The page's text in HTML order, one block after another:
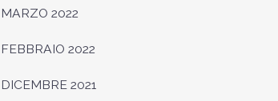
MARZO 2022
FEBBRAIO 2022
DICEMBRE 2021